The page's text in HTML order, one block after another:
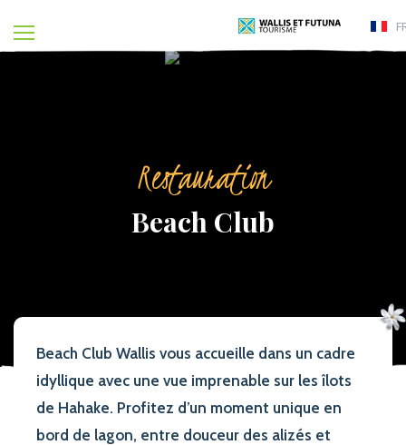
Restauration
Beach Club
Beach Club Wallis vous accueille dans un cadre
idyllique avec une vue imprenable sur les îlots
de Hahake. Profitez d’un moment unique en
bord de lagon, entre douceur des alizés et